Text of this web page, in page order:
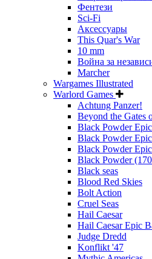
Фентези
Sci-Fi
Аксессуары
This Quar's War
10 mm
Война за
Marcher
Wargames Illustrated
Warlord Games
Achtung Panzer!
Beyond the Gates
Black Powder
Black Powder
Black Powder
Black Powder
Black seas
Blood Red Skies
Bolt Action
Cruel Seas
Hail Caesar
Hail Caesar Epic
Judge Dredd
Konflikt '47